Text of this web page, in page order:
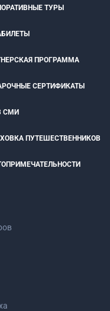
ТУРЫ
ПРОГРАММА
СЕРТИФИКАТЫ
СМИ
ПУТЕШЕСТВЕННИКОВ